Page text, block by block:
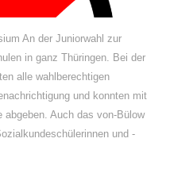
An der Juniorwahl zur
in ganz Thüringen. Bei der
alle wahlberechtigen
und konnten mit
Auch das von-Bülow
und -